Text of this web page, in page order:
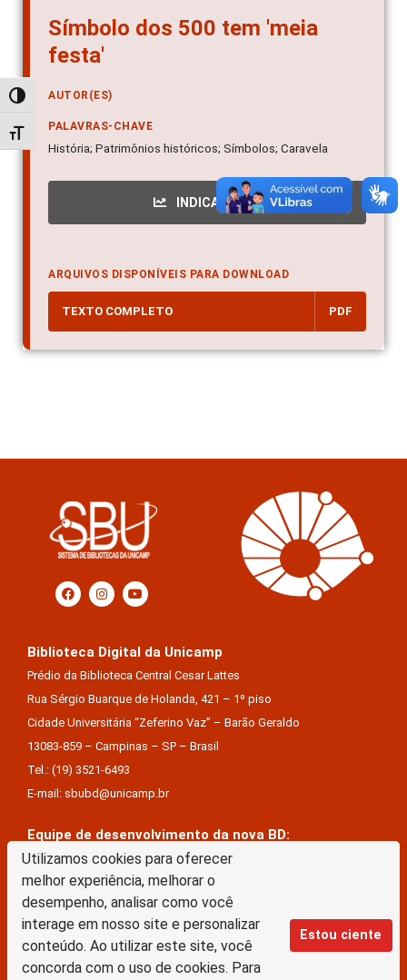
Utilizamos cookies para oferecer
melhor experiência, melhorar o
desempenho, analisar como você
interage em nosso site e personalizar
conteúdo. Ao utilizar este site, você
concorda com o uso de cookies. Para
Estou ciente
Alternar alto contraste
Alternar tamanho da fonte
Símbolo dos 500 tem 'meia
festa'
AUTOR(ES)
PALAVRAS-CHAVE
História; Patrimônios históricos; Símbolos; Caravela
INDICADORES
ARQUIVOS DISPONÍVEIS PARA DOWNLOAD
TEXTO COMPLETO PDF
Biblioteca Digital da Unicamp
Prédio da Biblioteca Central Cesar Lattes
Rua Sérgio Buarque de Holanda, 421 – 1º piso
Cidade Universitária “Zeferino Vaz” – Barão Geraldo
13083-859 – Campinas – SP – Brasil
Tel.: (19) 3521-6493
E-mail: sbubd@unicamp.br
Equipe de desenvolvimento da nova BD:
Keite Aparecida Duarte
Márcio Vinícius De Jesus Almeida
Saul Victor De Castro E Silva
A Biblioteca Digital da Unicamp está licenciado com uma Licença Creative Commons –
Atribuição Sem Derivações 4.0 Internacional